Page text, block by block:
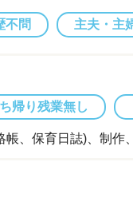
不問 主夫・主
帰り残業無し
帳、保育日誌)、制作